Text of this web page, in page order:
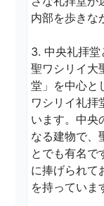
内部を歩きな
3. 中央礼拝堂
聖ワシリイ大
堂」を中心と
ワシリイ礼拝
います。中央
なる建物で、
とでも有名で
に捧げられて
を持っていま